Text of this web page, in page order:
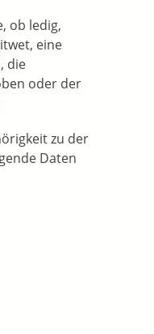
ob ledig,
eine
die
oder der
zu der
Daten